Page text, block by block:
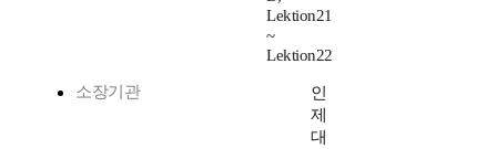
Lektion21
~
Lektion22
소장기관
인
제
대